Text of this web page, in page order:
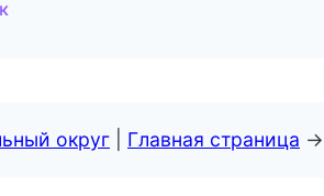
округ Главная страница →